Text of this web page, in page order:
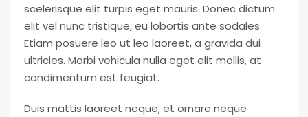
scelerisque elit turpis eget mauris. Donec dictum
elit vel nunc tristique, eu lobortis ante sodales.
Etiam posuere leo ut leo laoreet, a gravida dui
ultricies. Morbi vehicula nulla eget elit mollis, at
condimentum est feugiat.
Duis mattis laoreet neque, et ornare neque